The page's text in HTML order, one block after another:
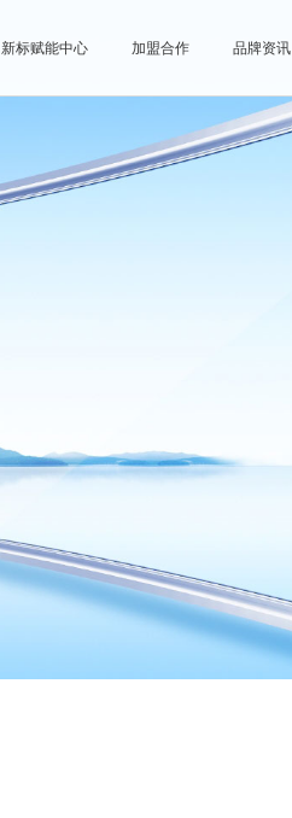
新标赋能中心 加盟合作 品牌资讯